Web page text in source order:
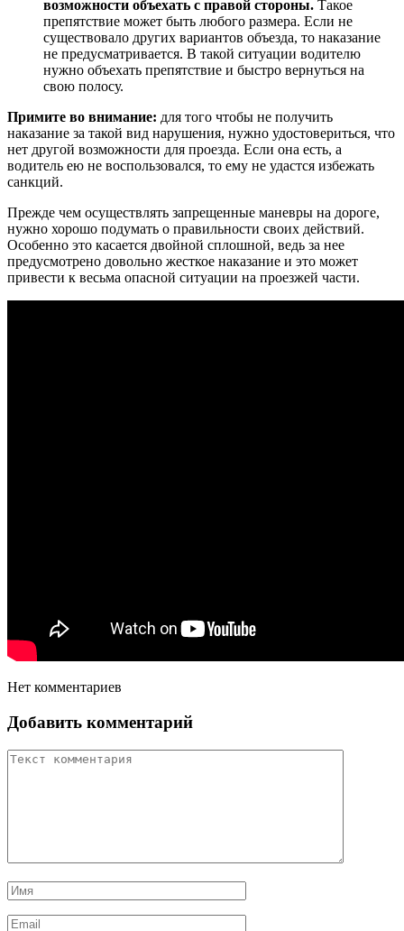
возможности объехать с правой стороны. Такое
препятствие может быть любого размера. Если не
существовало других вариантов объезда, то наказание
не предусматривается. В такой ситуации водителю
нужно объехать препятствие и быстро вернуться на
свою полосу.
Примите во внимание: для того чтобы не получить
наказание за такой вид нарушения, нужно удостовериться, что
нет другой возможности для проезда. Если она есть, а
водитель ею не воспользовался, то ему не удастся избежать
санкций.
Прежде чем осуществлять запрещенные маневры на дороге,
нужно хорошо подумать о правильности своих действий.
Особенно это касается двойной сплошной, ведь за нее
предусмотрено довольно жесткое наказание и это может
привести к весьма опасной ситуации на проезжей части.
Нет комментариев
Добавить комментарий